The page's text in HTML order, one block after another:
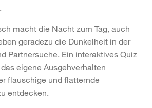
macht die Nacht zum Tag, auch
geradezu die Dunkelheit in der
Partnersuche. Ein interaktives Quiz
eigene Ausgehverhalten
flauschige und flatternde
entdecken.